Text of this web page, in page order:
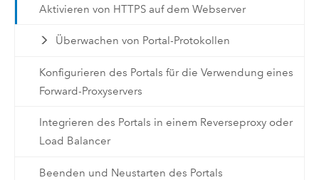
Aktivieren von HTTPS auf dem Webserver
Überwachen von Portal-Protokollen
Konfigurieren des Portals für die Verwendung eines
Forward-Proxyservers
Integrieren des Portals in einem Reverseproxy oder
Load Balancer
Beenden und Neustarten des Portals